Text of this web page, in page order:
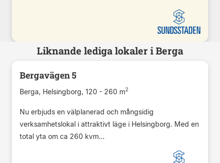
Liknande lediga lokaler i Berga
Bergavägen 5
Berga, Helsingborg, 120 - 260 m2
Nu erbjuds en välplanerad och mångsidig
verksamhetslokal i attraktivt läge i Helsingborg. Med en
total yta om ca 260 kvm...